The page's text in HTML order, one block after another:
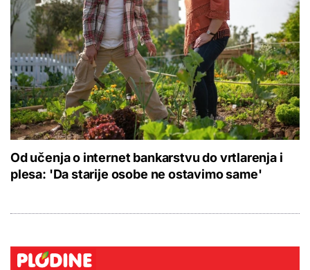
Od učenja o internet bankarstvu do vrtlarenja i
plesa: 'Da starije osobe ne ostavimo same'